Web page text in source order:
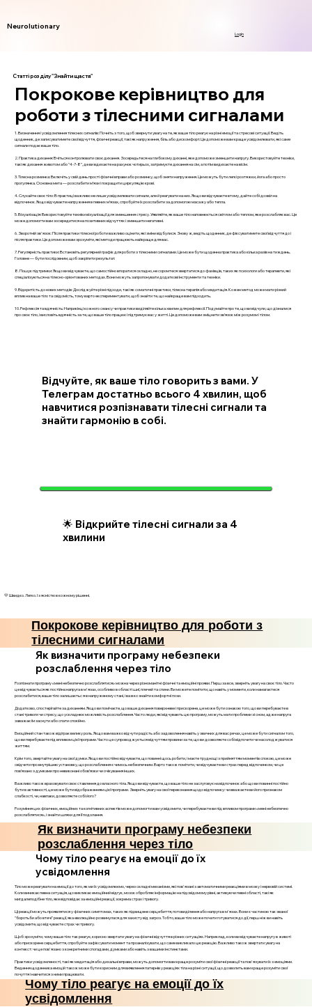
Neurolutionary
Login
Статті розділу "Знайти щастя"
Покрокове керівництво для
роботи з тілесними сигналами
1. Визначення і усвідомлення тілесних сигналів: Почніть з того, щоб звернути увагу на те, як ваше тіло реагує на різні емоції та стресові ситуації. Ведіть
щоденник, де записуватимете свої відчуття, фізичні реакції, такі як напруження, біль або дискомфорт. Це допоможе вам краще усвідомлювати, які саме
сигнали подає ваше тіло.
2. Практика дихання: Вчіться контролювати своє дихання. Зосередьтеся на глибокому диханні, яке допоможе зменшити напругу. Використовуйте техніки,
такі як дихання животом або "4-7-8", де ви вдихаєте на рахунок чотирьох, затримуєте дихання на сім, а потім видихаєте на вісім.
3. Тілесна розминка: Включіть у свій день прості фізичні вправи або розминку, щоб зняти напруження. Це можуть бути легкі розтяжки, йога або просто
прогулянка. Основна мета — розслабити м’язи і покращити циркуляцію крові.
4. Слухайте своє тіло: В практиці важливо не лише усвідомлювати сигнали, але й реагувати на них. Якщо ви відчуваєте втому, дайте собі дозвіл на
відпочинок. Якщо відчуваєте напруження в певних м’язах, спробуйте їх розслабити за допомогою масажу або тепла.
5. Візуалізація: Використовуйте техніки візуалізації для зменшення стресу. Уявляйте, як ваше тіло наповнюється світлом або теплом, яке розслабляє вас. Це
може допомогти вам зосередитися на позитивних відчуттях і зменшити негативні.
6. Зворотній зв'язок: Після практики тілесної роботи важливо оцінити, які зміни відбулися. Знову ж, ведіть щоденник, де фіксуватимете свої відчуття до і
після практики. Це допоможе вам зрозуміти, які методи працюють найкраще для вас.
7. Регулярність практики: Встановіть регулярний графік для роботи з тілесними сигналами. Це може бути щоденна практика або кілька разів на тиждень.
Головне — бути послідовним, щоб закріпити результат.
8. Пошук підтримки: Якщо ви відчуваєте, що самостійно впоратися складно, не соромтеся звертатися до фахівців, таких як психологи або терапевти, які
спеціалізуються на тілесно-орієнтованих методах. Вони можуть запропонувати додаткові інструменти та техніки.
9. Відкритість до нових методів: Досліджуйте різні підходи, такі як соматичні практики, тілесна терапія або медитація. Кожен метод може мати різний
вплив на ваше тіло та свідомість, тому варто експериментувати, щоб знайти те, що найкраще вам підходить.
10. Рефлексія та вдячність: Наприкінці кожного сеансу чи практики виділяйте кілька хвилин для рефлексії. Подумайте про те, що ви відчули, що дізналися
про своє тіло, і висловіть вдячність за те, що ваше тіло працює і підтримує вас у житті. Це допоможе вам зміцнити зв’язок між розумом і тілом.
Відчуйте, як ваше тіло говорить з вами. У
Телеграм достатньо всього 4 хвилин, щоб
навчитися розпізнавати тілесні сигнали та
знайти гармонію в собі.
🌟 Відкрийте тілесні сигнали за 4
хвилини
💛 Швидко. Легко. І з ясністю в кожному рішенні.
Покрокове керівництво для роботи з
тілесними сигналами
Як визначити програму небезпеки
розслаблення через тіло
Розпізнати програму «мені небезпечно розслаблятися» можна через різноманітні фізичні та емоційні прояви. Перш за все, зверніть увагу на своє тіло. Часто
це відчувається як постійна напруга в м'язах, особливо в області шиї, плечей та спини. Ви можете помітити, що навіть у моменти, коли намагаєтеся
розслабитися, ваше тіло залишаєтьс я в напруженому стані, і важко знайти комфортні пози.
Додатково, спостерігайте за диханням. Якщо ви помічаєте, що ваше дихання поверхневе і прискорене, це може бути ознакою того, що ви перебуваєте в
стані тривоги чи стресу, що ускладнює можливість розслаблення. Часто люди, які відчувають цю програму, можуть мати проблеми зі сном, адже напруга
заважає їм заснути або спати спокійно.
Емоційний стан також відіграє велику роль. Якщо вам важко відчути радість або задоволення навіть у звичних для вас речах, це може бути сигналом того,
що ви перебуваєте під впливом цієї програми. Часто це супроводжується відчуттям провини за те, що ви дозволяєте собі відпочити чи насолоджуватися
життям.
Крім того, звертайте увагу на свої думки. Якщо ви постійно відчуваєте, що повинні щось робити, і маєте труднощі з прийняттям моментів спокою, це може
свідчити про внутрішню установку, що розслаблення є чимось небезпечним. Варто також помітити, чи відчуваєте ви страх перед відпочинком, чи це
пов’язано з думками про невиконані обов’язки чи очікування інших.
Важливо також враховувати своє ставлення до власного тіла. Якщо ви відчуваєте, що ваше тіло не заслуговує на відпочинок або що ви повинні постійно
бути в активності, це може бути відображенням цієї програми. Зверніть увагу на свої переконання щодо відпочинку: чи вважаєте ви його признаком
слабкості, чи, навпаки, дозволяєте собі його?
Розуміння цих фізичних, емоційних та когнітивних аспектів може допомогти вам усвідомити, чи перебуваєте ви під впливом програми «мені небезпечно
розслаблятися», і знайти шляхи для її подолання.
Як визначити програму небезпеки
розслаблення через тіло
Чому тіло реагує на емоції до їх
усвідомлення
Тіло може реагувати на емоції до того, як ми їх усвідомлюємо, через складні механізми, які пов'язані з автоматичними реакціями в мозку і нервовій системі.
Коли виникає певна ситуація, що викликає емоційний відгук, мозок обробляє інформацію на підсвідомому рівні, активуючи певні області, такі як
мигдалеподібне тіло, яке відповідає за емоційні реакції, зокрема страх і тривогу.
Ці реакції можуть проявлятися у фізичних симптомах, таких як підвищене серцебиття, потовиділення або напруга в м'язах. Вони є частиною так званої
"боротьби або втечі" реакції, яка еволюційно розвинулася для захисту від загроз. Тобто, ваше тіло може почати готуватися до дії, перш ніж ви навіть
усвідомите, що відчуваєте страх чи тривогу.
Щоб зрозуміти, чому ваше тіло так реагує, корисно звертати увагу на фізичні відчуття в різних ситуаціях. Наприклад, коли ви відчуваєте напругу в животі
або прискорене серцебиття, спробуйте зафіксувати момент та проаналізувати, що саме викликало цю реакцію. Важливо також звертати увагу на
контекст: чи це пов'язано з конкретними спогадами, думками або навіть з вашими інстинктами.
Практики усвідомленості, такі як медитація або дихальні вправи, можуть допомогти вам краще розуміти свої фізичні реакції та пов'язувати їх з емоціями.
Ведення щоденника емоцій також може бути корисним для виявлення патернів у реакціях тіла на різні ситуації, що дозволить вам краще розуміти свої
почуття і навчитися з ними працювати.
Чому тіло реагує на емоції до їх
усвідомлення